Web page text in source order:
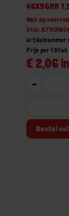
46X96MM
Niet op
Gtin:
Artikelnummer
€ 2,06
Prijs per 1 Stuk
-
Bestel nu!